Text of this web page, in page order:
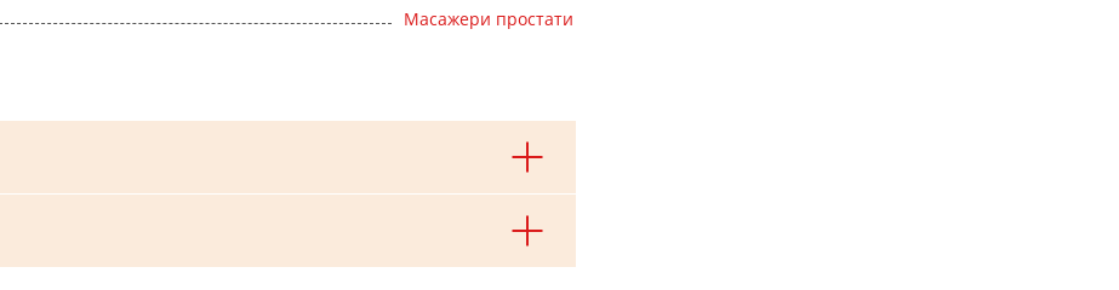
Масажери простати